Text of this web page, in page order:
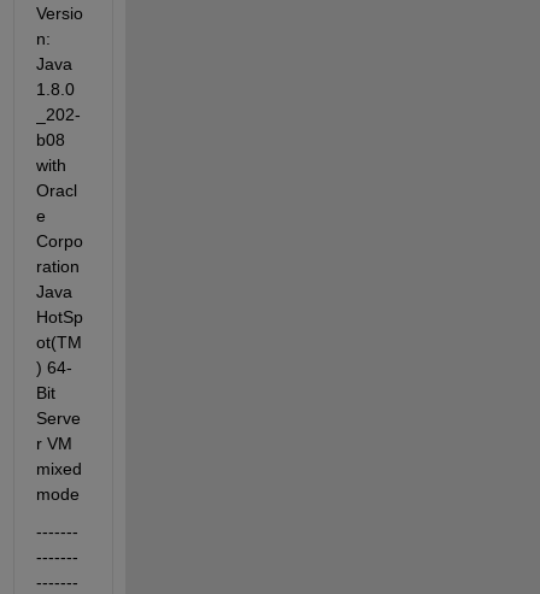
Versio
n:
Java
1.8.0
_202-
b08
with
Oracl
e
Corpo
ration
Java
HotSp
ot(TM
) 64-
Bit
Serve
r VM
mixed
mode
-------
-------
-------